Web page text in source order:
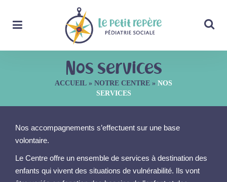
Nos services
ACCUEIL » NOTRE CENTRE » NOS
SERVICES
Nos accompagnements s’effectuent sur une base
volontaire.
Le Centre offre un ensemble de services à destination des
enfants qui vivent des situations de vulnérabilité. Ils vont